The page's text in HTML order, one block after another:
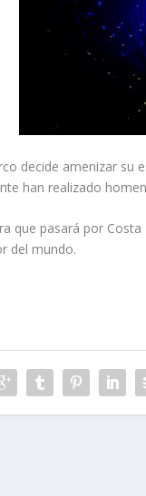
decide amenizar
han realizado
que pasará por
del mundo.